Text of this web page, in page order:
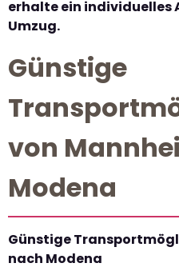
erhalte ein individuelles
Umzug.
Günstige
von
Modena
Günstige
nach Modena